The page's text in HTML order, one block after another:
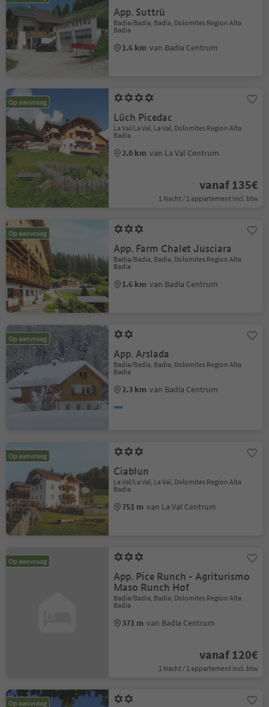
App. Suttrù
Badia/Badia, Badia, Dolomites Region Alta
Badia
1.6 km van Badia Centrum
Op aanvraag
Lüch Picedac
La Val/La Val, La Val, Dolomites Region Alta
Badia
2.0 km van La Val Centrum
vanaf 135€
1 Nacht / 1 appartement Incl. btw
Op aanvraag
App. Farm Chalet Jusciara
Badia/Badia, Badia, Dolomites Region Alta
Badia
1.6 km van Badia Centrum
Op aanvraag
App. Arslada
Badia/Badia, Badia, Dolomites Region Alta
Badia
2.3 km van Badia Centrum
Op aanvraag
Ciablun
La Val/La Val, La Val, Dolomites Region Alta
Badia
751 m van La Val Centrum
Op aanvraag
App. Pice Runch - Agriturismo
Maso Runch Hof
Badia/Badia, Badia, Dolomites Region Alta
Badia
371 m van Badia Centrum
vanaf 120€
1 Nacht / 1 appartement Incl. btw
Op aanvraag